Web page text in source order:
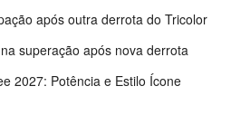
após outra derrota do Tricolor
superação após nova derrota
2027: Potência e Estilo Ícone